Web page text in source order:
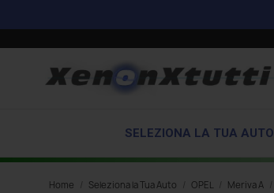
SELEZIONA LA TUA AUTO
Home Seleziona la Tua Auto OPEL Meriva A